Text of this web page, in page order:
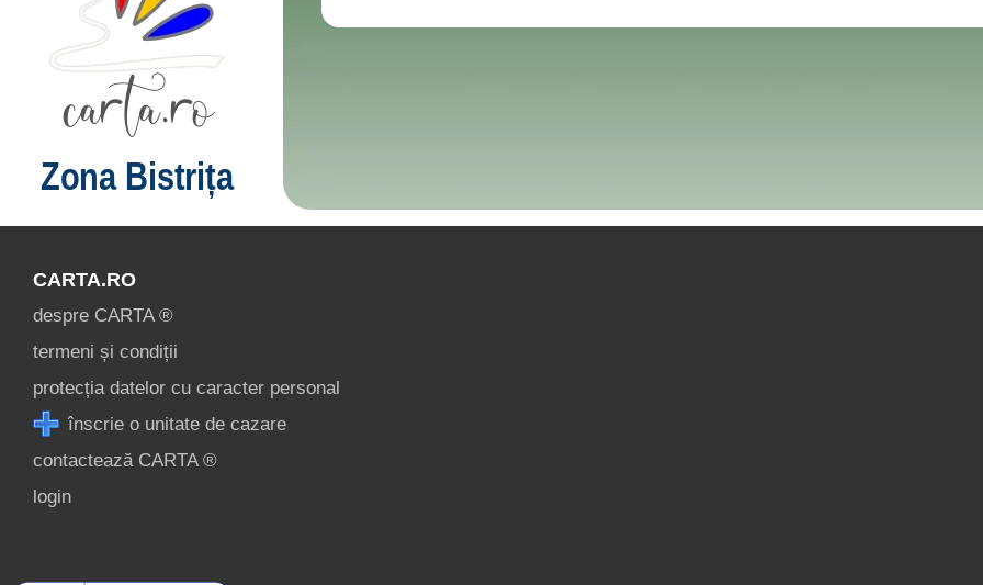
Zona Bistrița
CARTA.RO
despre CARTA ®
termeni și condiții
protecția datelor cu caracter personal
înscrie o unitate de cazare
contactează CARTA ®
login